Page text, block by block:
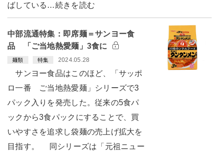
ばしている…続きを読む
中部流通特集：即席麺＝サンヨー食
品 「ご当地熱愛麺」3食に
麺類 特集 2024.05.28
サンヨー食品はこのほど、「サッポ
ロ一番 ご当地熱愛麺」シリーズで3
パック入りを発売した。従来の5食パ
ックから3食パックにすることで、買
いやすさを追求し袋麺の売上げ拡大を
目指す。 同シリーズは「元祖ニュー